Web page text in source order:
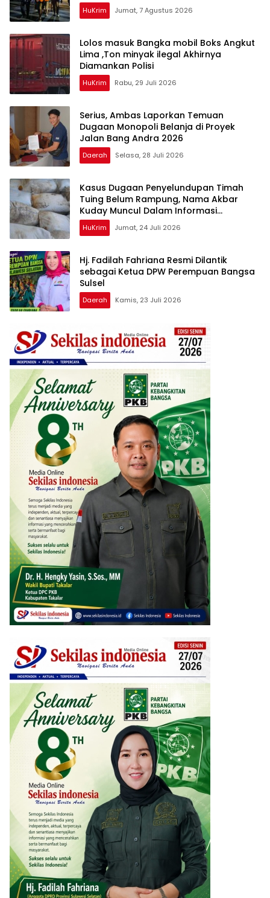
HuKrim Jumat, 7 Agustus 2026
Lolos masuk Bangka mobil Boks Angkut
Lima ,Ton minyak ilegal Akhirnya
Diamankan Polisi
HuKrim Rabu, 29 Juli 2026
Serius, Ambas Laporkan ‎Temuan
Dugaan Monopoli Belanja di Proyek
Jalan Bang Andra 2026
Daerah Selasa, 28 Juli 2026
Kasus Dugaan Penyelundupan Timah
Tuing Belum Rampung, Nama Akbar
Kuday Muncul Dalam Informasi
Penyidikan
HuKrim Jumat, 24 Juli 2026
Hj. Fadilah Fahriana Resmi Dilantik
sebagai Ketua DPW Perempuan Bangsa
Sulsel
Daerah Kamis, 23 Juli 2026